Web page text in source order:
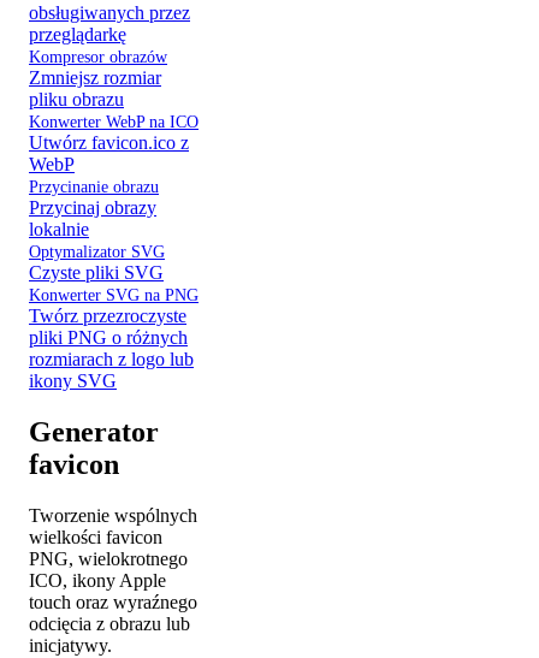
obsługiwanych przez
przeglądarkę
Kompresor obrazów
Zmniejsz rozmiar
pliku obrazu
Konwerter WebP na ICO
Utwórz favicon.ico z
WebP
Przycinanie obrazu
Przycinaj obrazy
lokalnie
Optymalizator SVG
Czyste pliki SVG
Konwerter SVG na PNG
Twórz przezroczyste
pliki PNG o różnych
rozmiarach z logo lub
ikony SVG
Generator
favicon
Tworzenie wspólnych
wielkości favicon
PNG, wielokrotnego
ICO, ikony Apple
touch oraz wyraźnego
odcięcia z obrazu lub
inicjatywy.